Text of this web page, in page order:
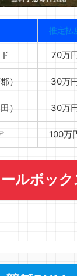
推定払
70万
） 30万
） 30万
100万
ルボック